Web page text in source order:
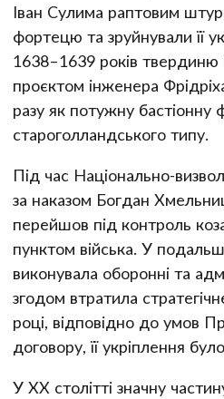
Іван Сулима раптовим
фортецю та зруйнували її
1638–1639 років твердиню
проєктом інженера
разу як потужну бастіонну
староголландського типу.
Під час Національно-
за наказом Богдан
перейшов під контроль
пунктом війська. У
виконувала оборонні та
згодом втратила
році, відповідно до умов
договору, її укріплення
У XX столітті значну